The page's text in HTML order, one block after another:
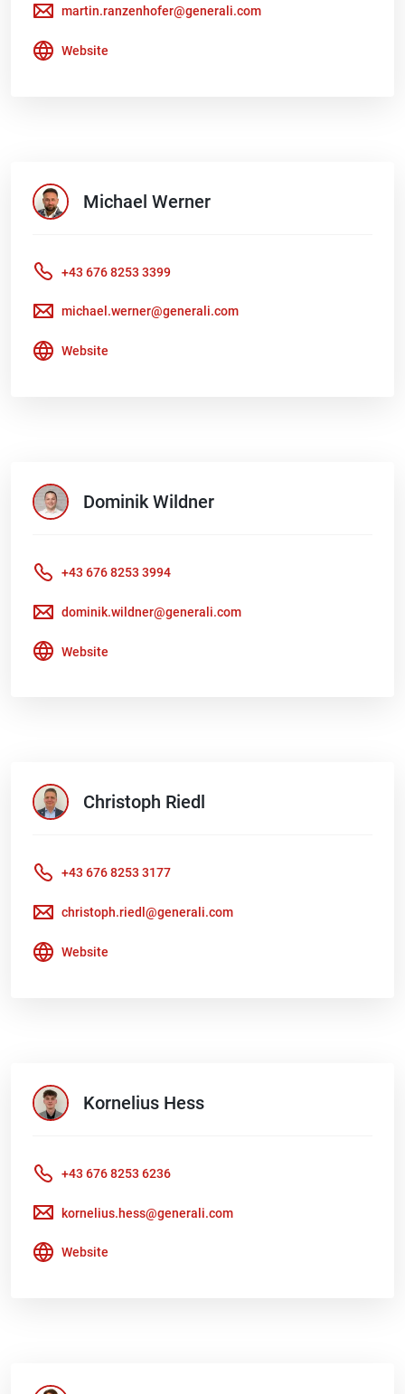
martin.ranzenhofer@generali.com
Website
Michael Werner
+43 676 8253 3399
michael.werner@generali.com
Website
Dominik Wildner
+43 676 8253 3994
dominik.wildner@generali.com
Website
Christoph Riedl
+43 676 8253 3177
christoph.riedl@generali.com
Website
Kornelius Hess
+43 676 8253 6236
kornelius.hess@generali.com
Website